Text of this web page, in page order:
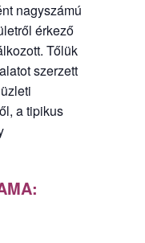
nagyszámú
érkező
Tőlük
szerzett
a tipikus